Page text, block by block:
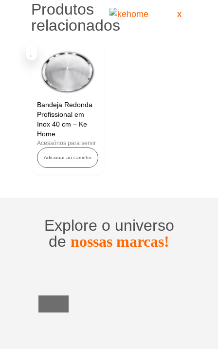
X
Produtos
relacionados
Bandeja Redonda
Profissional em
Inox 40 cm – Ke
Home
Acessórios para servir
Adicionar ao carrinho
Explore o universo
de nossas marcas!